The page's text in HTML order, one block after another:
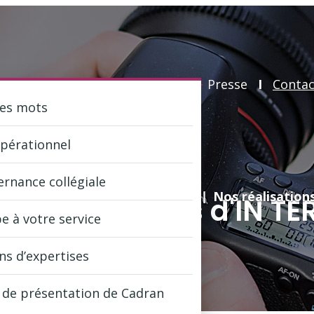
d'offresI Administrateurs IPresseI
mots
collégiale
à votre service
d’expertises
présentation de Cadran
Nos
photos d'IN